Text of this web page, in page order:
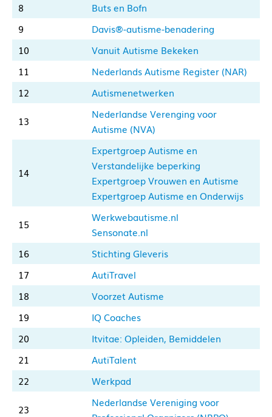
8
Buts en Bofn
9
Davis®-autisme-benadering
10
Vanuit Autisme Bekeken
11
Nederlands Autisme Register (NAR)
12
Autismenetwerken
13
Nederlandse Verenging voor
Autisme (NVA)
14
Expertgroep Autisme en
Verstandelijke beperking
Expertgroep Vrouwen en Autisme
Expertgroep Autisme en Onderwijs
15
Werkwebautisme.nl
Sensonate.nl
16
Stichting Gleveris
17
AutiTravel
18
Voorzet Autisme
19
IQ Coaches
20
Itvitae: Opleiden, Bemiddelen
21
AutiTalent
22
Werkpad
23
Nederlandse Vereniging voor